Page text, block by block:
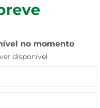
no momento
disponível